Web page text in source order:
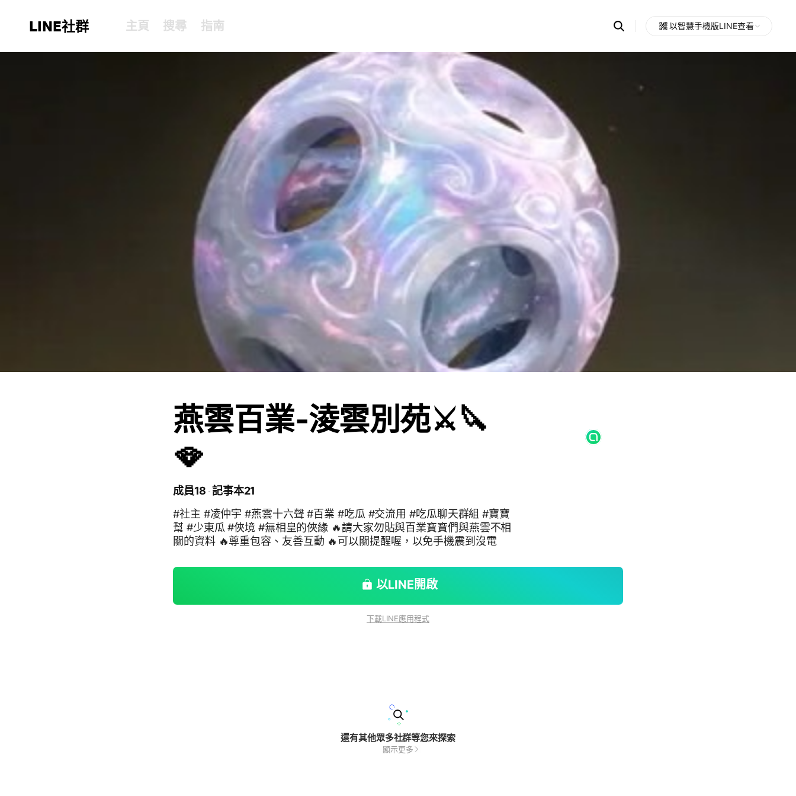
LINE社群 主頁 搜尋 指南 Search
OpenChats
messages
search
以智慧手機版LINE查看
燕雲百業-淩雲別苑⚔️🔪
🪭
成員18 記事本21
#社主 #凌仲宇 #燕雲十六聲 #百業 #吃瓜 #交流用 #吃瓜聊天群組 #寶寶
幫 #少東瓜 #俠境 #無相皇的俠緣 🔥請大家勿貼與百業寶寶們與燕雲不相
關的資料 🔥尊重包容、友善互動 🔥可以關提醒喔，以免手機震到沒電
以LINE開啟
下載LINE應用程式
還有其他眾多社群等您來探索
顯示更多